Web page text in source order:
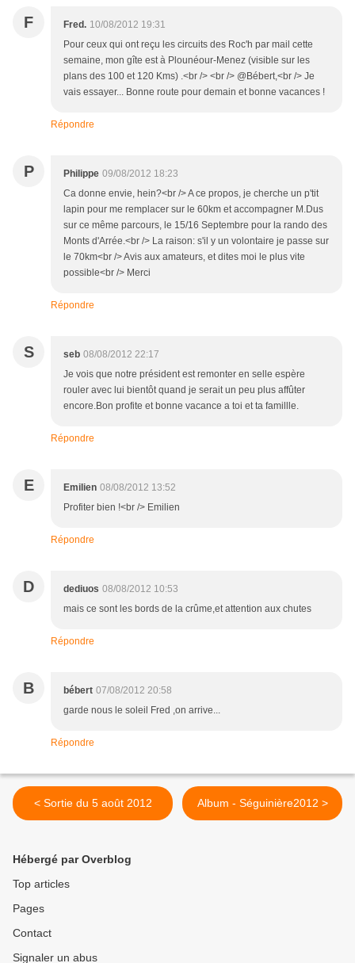
F Fred. 10/08/2012 19:31
Pour ceux qui ont reçu les circuits des Roc'h par mail cette
semaine, mon gîte est à Plounéour-Menez (visible sur les
plans des 100 et 120 Kms) .<br /> <br /> @Bébert,<br /> Je
vais essayer... Bonne route pour demain et bonne vacances !
Répondre
P Philippe 09/08/2012 18:23
Ca donne envie, hein?<br /> A ce propos, je cherche un p'tit
lapin pour me remplacer sur le 60km et accompagner M.Dus
sur ce même parcours, le 15/16 Septembre pour la rando des
Monts d'Arrée.<br /> La raison: s'il y un volontaire je passe sur
le 70km<br /> Avis aux amateurs, et dites moi le plus vite
possible<br /> Merci
Répondre
S seb 08/08/2012 22:17
Je vois que notre président est remonter en selle espère
rouler avec lui bientôt quand je serait un peu plus affûter
encore.Bon profite et bonne vacance a toi et ta famillle.
Répondre
E Emilien 08/08/2012 13:52
Profiter bien !<br /> Emilien
Répondre
D dediuos 08/08/2012 10:53
mais ce sont les bords de la crûme,et attention aux chutes
Répondre
B bébert 07/08/2012 20:58
garde nous le soleil Fred ,on arrive...
Répondre
< Sortie du 5 août 2012 Album - Séguinière2012 >
Hébergé par Overblog
Top articles
Pages
Contact
Signaler un abus